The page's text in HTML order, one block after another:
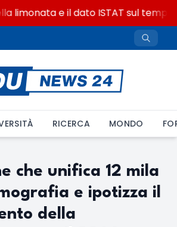
limonata e il dato ISTAT sul tempo
RICERCA MONDO
che unifica 12 mila
e ipotizza il
della